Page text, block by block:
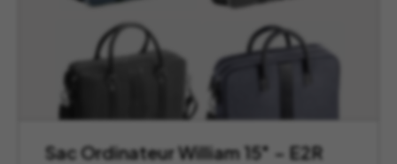
Sac Ordinateur William 15″ – E2R